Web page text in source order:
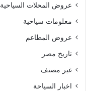
عروض المحلات السياحية
معلومات سياحية
عروض المطاعم
تاريخ مصر
غير مصنف
اخبار السياحة